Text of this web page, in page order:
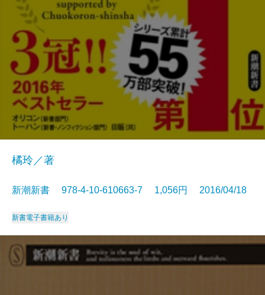
橘玲／著
新潮新書 978-4-10-610663-7 1,056円 2016/04/18
新書電子書籍あり